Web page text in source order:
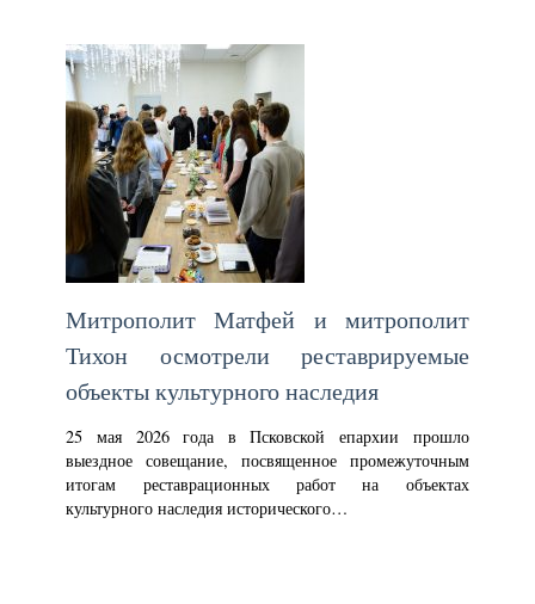
Митрополит Матфей и митрополит
Тихон осмотрели реставрируемые
объекты культурного наследия
25 мая 2026 года в Псковской епархии прошло
выездное совещание, посвященное промежуточным
итогам реставрационных работ на объектах
культурного наследия исторического…